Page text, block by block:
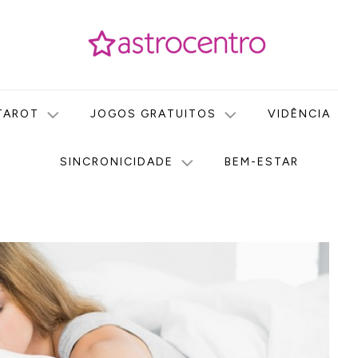
JOGOS GRATUITOS VIDÊNCIA
SINCRONICIDADE BEM-ESTAR